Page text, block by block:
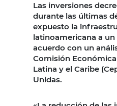
Las inversiones
durante las últimas
expuesto la
latinoamericana a
acuerdo con un
Comisión
Latina y el Caribe
Unidas.